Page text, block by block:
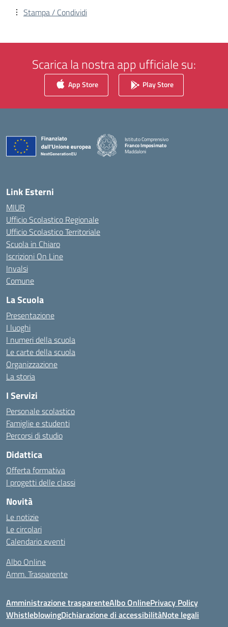
Stampa / Condividi
Scarica la nostra app ufficiale su:
App Store Play Store
Istituto Comprensivo
Franco Imposimato
Maddaloni
Link Esterni
MIUR
Ufficio Scolastico Regionale
Ufficio Scolastico Territoriale
Scuola in Chiaro
Iscrizioni On Line
Invalsi
Comune
La Scuola
Presentazione
I luoghi
I numeri della scuola
Le carte della scuola
Organizzazione
La storia
I Servizi
Personale scolastico
Famiglie e studenti
Percorsi di studio
Didattica
Offerta formativa
I progetti delle classi
Novità
Le notizie
Le circolari
Calendario eventi
Albo Online
Amm. Trasparente
Amministrazione trasparenteAlbo OnlinePrivacy Policy
WhistleblowingDichiarazione di accessibilitàNote legali